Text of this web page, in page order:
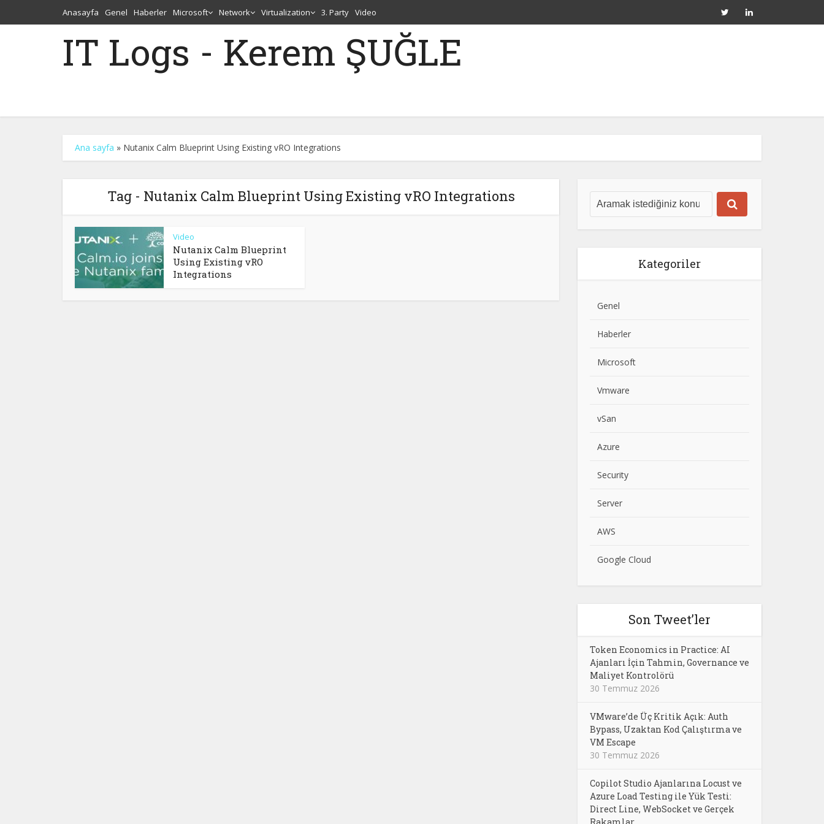
Anasayfa Genel Haberler Microsoft Network Virtualization 3. Party Video
IT Logs - Kerem ŞUĞLE
Ana sayfa » Nutanix Calm Blueprint Using Existing vRO Integrations
Tag - Nutanix Calm Blueprint Using Existing vRO Integrations
Video
Nutanix Calm Blueprint
Using Existing vRO
Integrations
Kategoriler
Genel
Haberler
Microsoft
Vmware
vSan
Azure
Security
Server
AWS
Google Cloud
Son Tweet’ler
Token Economics in Practice: AI
Ajanları İçin Tahmin, Governance ve
Maliyet Kontrolörü
30 Temmuz 2026
VMware’de Üç Kritik Açık: Auth
Bypass, Uzaktan Kod Çalıştırma ve
VM Escape
30 Temmuz 2026
Copilot Studio Ajanlarına Locust ve
Azure Load Testing ile Yük Testi:
Direct Line, WebSocket ve Gerçek